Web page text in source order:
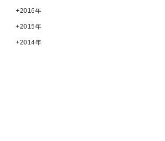
2016年
2015年
2014年